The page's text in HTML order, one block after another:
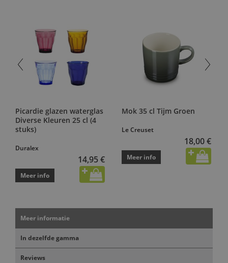
Picardie glazen waterglas
Diverse Kleuren 25 cl (4
stuks)
Duralex
14,95 €
Meer info
Mok 35 cl Tijm Groen
Le Creuset
18,00 €
Meer info
Meer informatie
In dezelfde gamma
Reviews